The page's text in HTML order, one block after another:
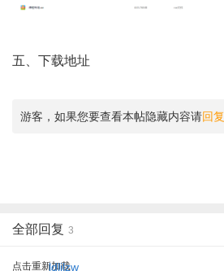
五、 下载地址
游客，如果您要查看本帖隐藏内容请回复
全部回复 3
点击重新加载
ldljlzw